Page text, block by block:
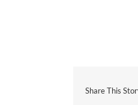
Share This